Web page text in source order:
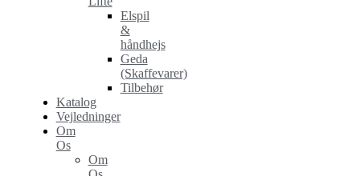
Elspil
&
håndhejs
Geda
(Skaffevarer)
Tilbehør
Katalog
Vejledninger
Om
Os
Om